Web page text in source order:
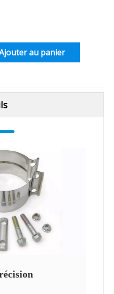
au panier